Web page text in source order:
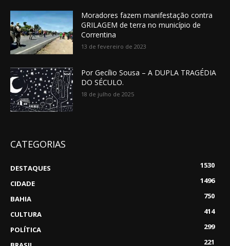
Moradores fazem manifestação contra
GRILAGEM de terra no município de
Correntina
13 de fevereiro de 2023
Por Gecílio Sousa – A DUPLA TRAGÉDIA
DO SÉCULO.
18 de julho de 2025
CATEGORIAS
DESTAQUES
1530
CIDADE
1496
BAHIA
750
CULTURA
414
POLÍTICA
299
221